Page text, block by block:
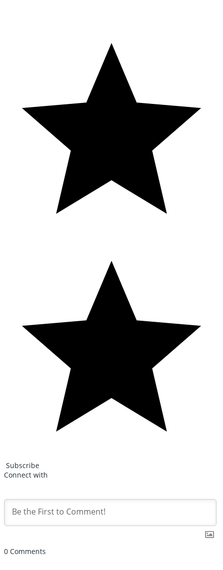
Subscribe
Connect with
0 Comments